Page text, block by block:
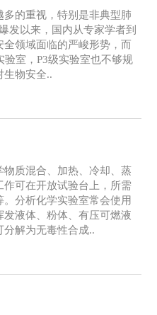
的重视，特别是非典型肺
发以来，国内从专家学者到
领域面临的严峻形势，而
验室，P3级实验室也不够规
生物安全..
质混合、加热、冷却、蒸
可在开放试验台上，所需
分析化学实验室常会使用
液体、粉体、有压可燃液
解为无毒性合成..